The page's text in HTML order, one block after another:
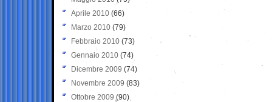
Aprile 2010 (66)
Marzo 2010 (79)
Febbraio 2010 (73)
Gennaio 2010 (74)
Dicembre 2009 (74)
Novembre 2009 (83)
Ottobre 2009 (90)